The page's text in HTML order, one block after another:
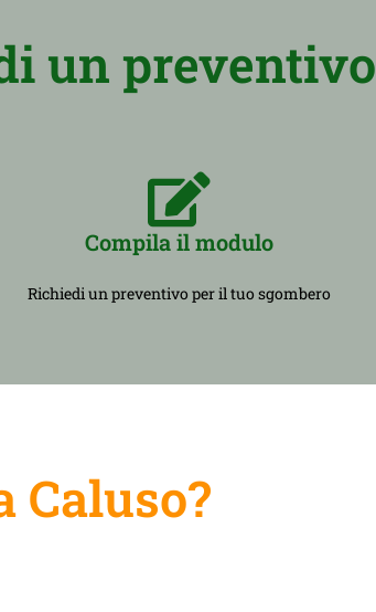
un preventivo
Compila il modulo
Richiedi un preventivo per il tuo sgombero
Caluso?